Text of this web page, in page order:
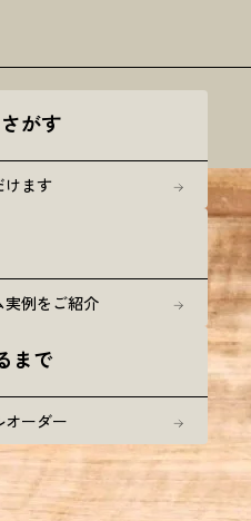
がす
けます
実例をご紹介
まで
オーダー